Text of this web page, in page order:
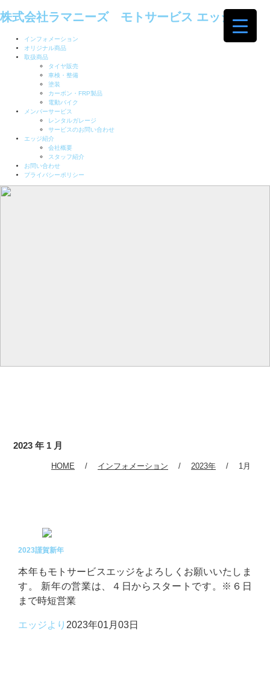
株式会社ラマニーズ モトサービス エッジ
インフォメーション
オリジナル商品
取扱商品
タイヤ販売
車検・整備
塗装
カーボン・FRP製品
電動バイク
メンバーサービス
レンタルガレージ
サービスのお問い合わせ
エッジ紹介
会社概要
スタッフ紹介
お問い合わせ
プライバシーポリシー
2023 年 1 月
HOME インフォメーション 2023年 1月
2023謹賀新年
本年もモトサービスエッジをよろしくお願いいたしま
す。 新年の営業は、４日からスタートです。※６日
まで時短営業
エッジより 2023年01月03日